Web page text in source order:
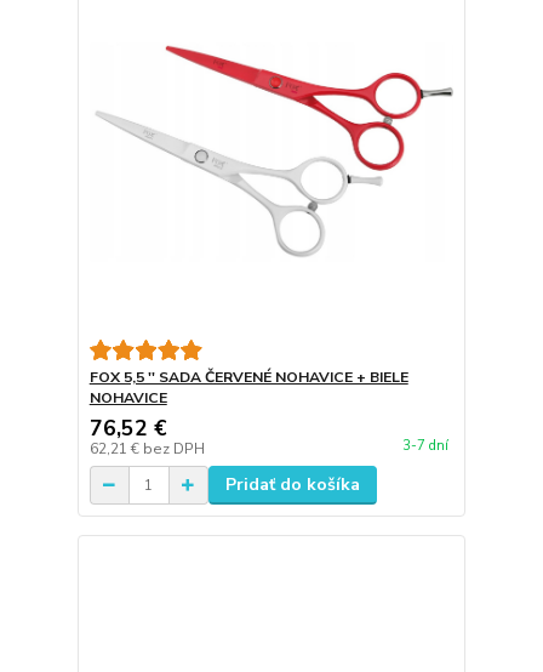
FOX 5,5 '' SADA ČERVENÉ NOHAVICE + BIELE
NOHAVICE
76,52 €
62,21 € bez DPH 3-7 dní
Pridať do košíka